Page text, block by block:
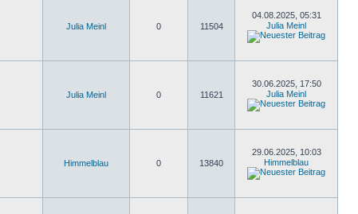
Julia Meinl 0 11504
04.08.2025, 05:31
Julia Meinl
Julia Meinl 0 11621
30.06.2025, 17:50
Julia Meinl
Himmelblau 0 13840
29.06.2025, 10:03
Himmelblau